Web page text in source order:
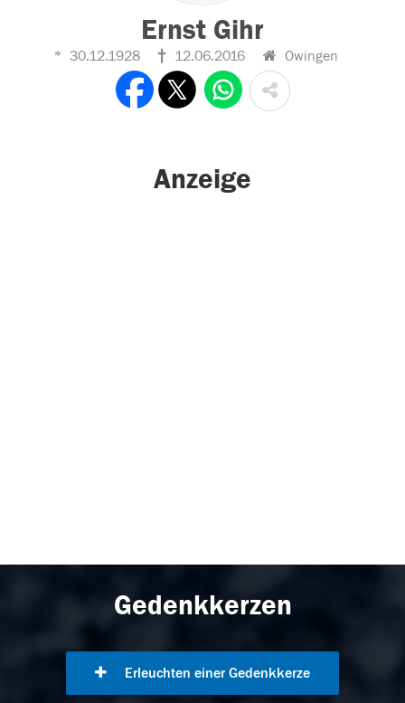
Ernst Gihr
30.12.1928 12.06.2016 Owingen
Anzeige
Gedenkkerzen
Erleuchten einer Gedenkkerze